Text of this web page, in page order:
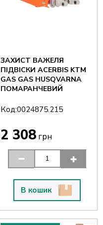
ЗАХИСТ ВАЖЕЛЯ
ПІДВІСКИ ACERBIS KTM
GAS GAS HUSQVARNA
ПОМАРАНЧЕВИЙ
Код:0024875.215
2 308 грн
В кошик